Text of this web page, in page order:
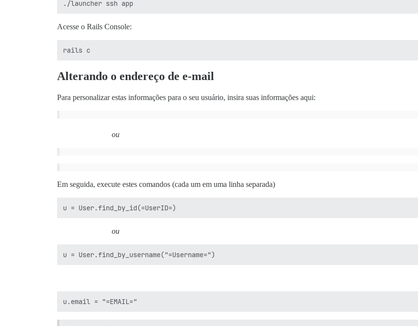
Acesse o Rails Console:
Alterando o endereço de e-mail
Para personalizar estas informações para o seu usuário, insira suas informações aqui:
ou
Em seguida, execute estes comandos (cada um em uma linha separada)
ou